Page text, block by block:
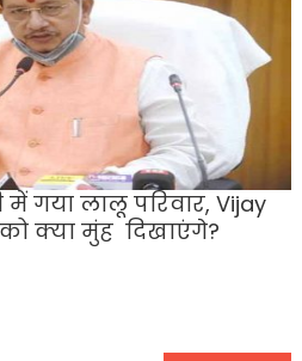
गया लालू परिवार, Vijay
क्या मुंह दिखाएंगे?